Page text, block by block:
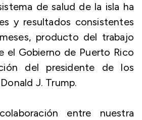
de salud de la isla ha
y resultados consistentes
producto del trabajo
el Gobierno de Puerto Rico
del presidente de los
J. Trump.
entre nuestra